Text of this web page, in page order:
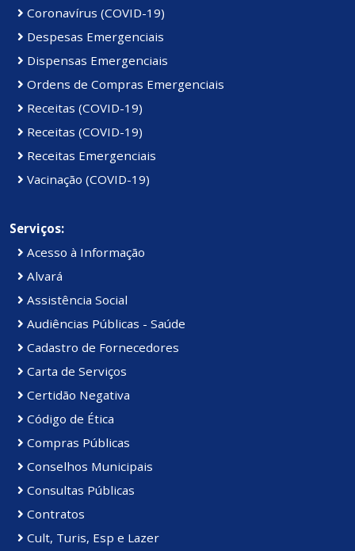
Coronavírus (COVID-19)
Despesas Emergenciais
Dispensas Emergenciais
Ordens de Compras Emergenciais
Receitas (COVID-19)
Receitas (COVID-19)
Receitas Emergenciais
Vacinação (COVID-19)
Serviços:
Acesso à Informação
Alvará
Assistência Social
Audiências Públicas - Saúde
Cadastro de Fornecedores
Carta de Serviços
Certidão Negativa
Código de Ética
Compras Públicas
Conselhos Municipais
Consultas Públicas
Contratos
Cult, Turis, Esp e Lazer